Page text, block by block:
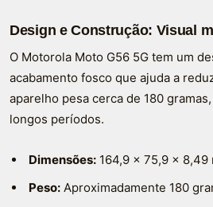
Design e Construção: Visual
O Motorola Moto G56 5G tem um
acabamento fosco que ajuda a
aparelho pesa cerca de 180
longos períodos.
Dimensões: 164,9 x 75,9 x 8,49
Peso: Aproximadamente 180